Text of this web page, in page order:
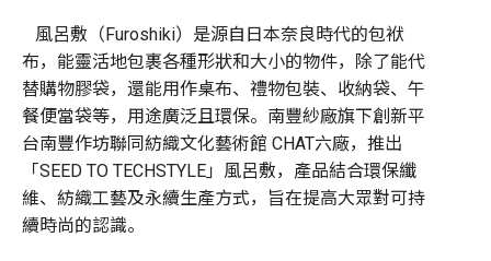
風呂敷（Furoshiki）是源自日本奈良時代的包袱
布，能靈活地包裹各種形狀和大小的物件，除了能代
替購物膠袋，還能用作桌布、禮物包裝、收納袋、午
餐便當袋等，用途廣泛且環保。南豐紗廠旗下創新平
台南豐作坊聯同紡織文化藝術館 CHAT六廠，推出
「SEED TO TECHSTYLE」風呂敷，產品結合環保纖
維、紡織工藝及永續生產方式，旨在提高大眾對可持
續時尚的認識。